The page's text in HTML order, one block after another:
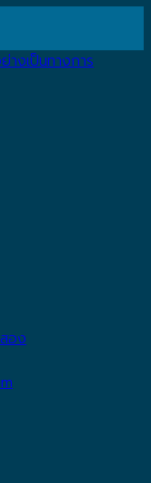
างเป็นทางการ
อง